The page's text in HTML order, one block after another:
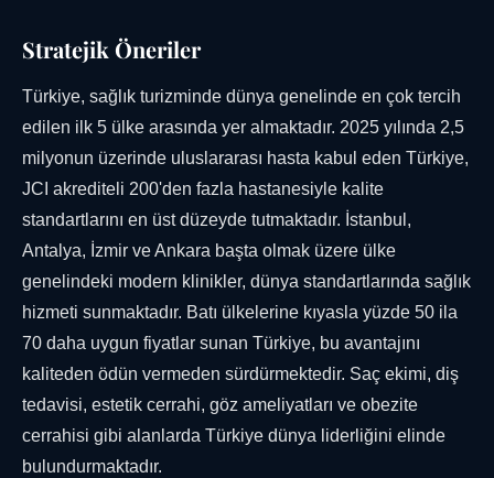
Stratejik Öneriler
Türkiye, sağlık turizminde dünya genelinde en çok tercih
edilen ilk 5 ülke arasında yer almaktadır. 2025 yılında 2,5
milyonun üzerinde uluslararası hasta kabul eden Türkiye,
JCI akrediteli 200'den fazla hastanesiyle kalite
standartlarını en üst düzeyde tutmaktadır. İstanbul,
Antalya, İzmir ve Ankara başta olmak üzere ülke
genelindeki modern klinikler, dünya standartlarında sağlık
hizmeti sunmaktadır. Batı ülkelerine kıyasla yüzde 50 ila
70 daha uygun fiyatlar sunan Türkiye, bu avantajını
kaliteden ödün vermeden sürdürmektedir. Saç ekimi, diş
tedavisi, estetik cerrahi, göz ameliyatları ve obezite
cerrahisi gibi alanlarda Türkiye dünya liderliğini elinde
bulundurmaktadır.